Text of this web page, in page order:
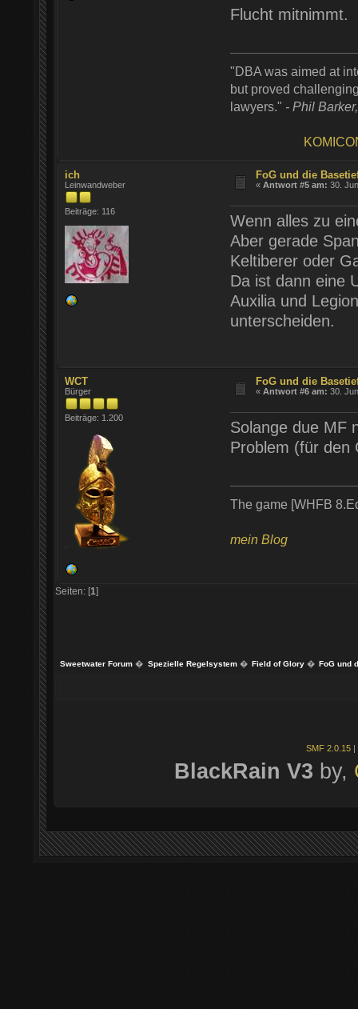
Flucht mitnimmt.
"DBA was aimed at
but proved
lawyers." - Phil
ich
Leinwandweber
Beiträge: 116
FoG und die
«Antwort #5 am: 30.
Wenn alles zu
Aber gerade
Keltiberer oder
Da ist dann eine
Auxilia und
unterscheiden.
WCT
Bürger
Beiträge: 1.200
FoG und die
«Antwort #6 am: 30.
Solange due MF
Problem (für den
The game [WHFB
mein Blog
Seiten: [1]
Sweetwater Forum � Spezielle Regelsystem� Field of Glory� FoG und
SMF 2.0.15 |
BlackRain V3 by,